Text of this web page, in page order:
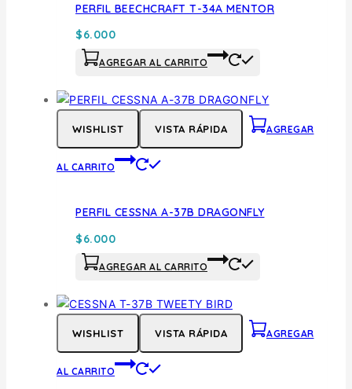
PERFIL BEECHCRAFT T-34A MENTOR
$6.000
AGREGAR AL CARRITO
WISHLIST VISTA RÁPIDA AGREGAR
AL CARRITO
PERFIL CESSNA A-37B DRAGONFLY
$6.000
AGREGAR AL CARRITO
WISHLIST VISTA RÁPIDA AGREGAR
AL CARRITO